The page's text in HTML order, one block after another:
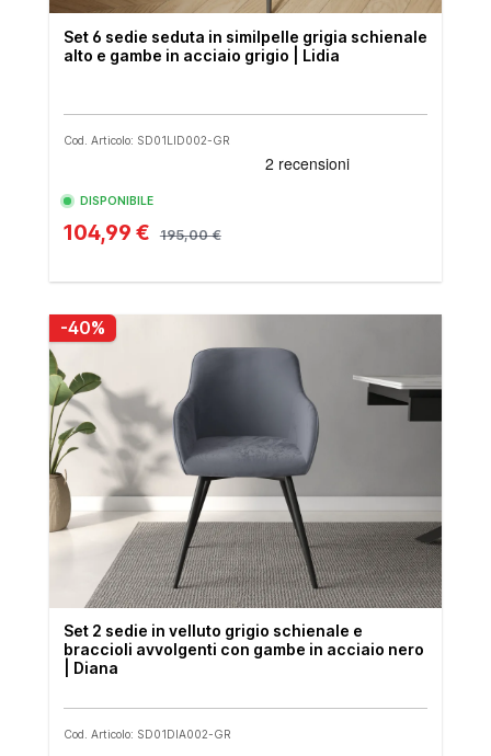
Set 6 sedie seduta in similpelle grigia schienale
alto e gambe in acciaio grigio | Lidia
Cod. Articolo: SD01LID002-GR
DISPONIBILE
104,99 € 195,00 €
-40%
Set 2 sedie in velluto grigio schienale e
braccioli avvolgenti con gambe in acciaio nero
| Diana
Cod. Articolo: SD01DIA002-GR